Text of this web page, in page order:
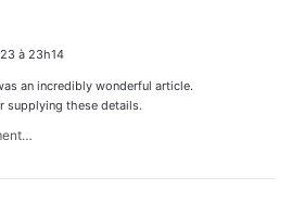
à 23h14
an incredibly wonderful article.
supplying these details.